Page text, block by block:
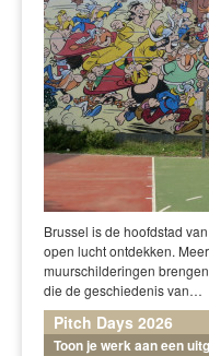
Brussel is de hoofdstad
open lucht ontdekken.
muurschilderingen
die de geschiedenis van…
Pitch Days 2026
Toon je werk aan een